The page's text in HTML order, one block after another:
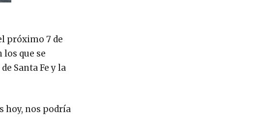
próximo 7 de
los que se
Santa Fe y la
hoy, nos podría